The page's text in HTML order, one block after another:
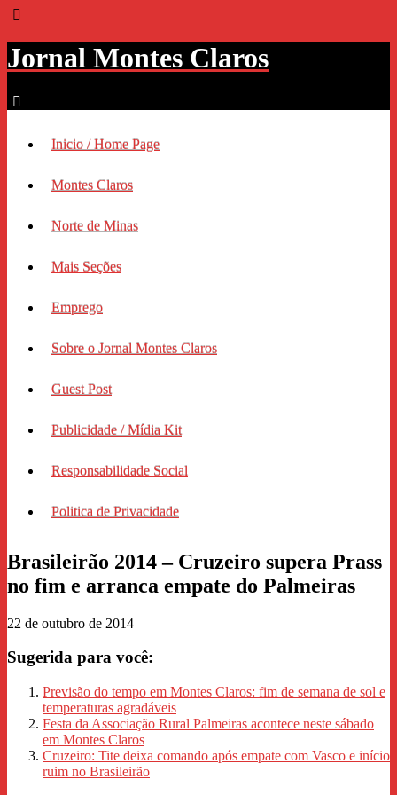
Jornal Montes Claros
Inicio / Home Page
Montes Claros
Norte de Minas
Mais Seções
Emprego
Sobre o Jornal Montes Claros
Guest Post
Publicidade / Mídia Kit
Responsabilidade Social
Politica de Privacidade
Brasileirão 2014 – Cruzeiro supera Prass
no fim e arranca empate do Palmeiras
22 de outubro de 2014
Sugerida para você:
Previsão do tempo em Montes Claros: fim de semana de sol e
temperaturas agradáveis
Festa da Associação Rural Palmeiras acontece neste sábado
em Montes Claros
Cruzeiro: Tite deixa comando após empate com Vasco e início
ruim no Brasileirão